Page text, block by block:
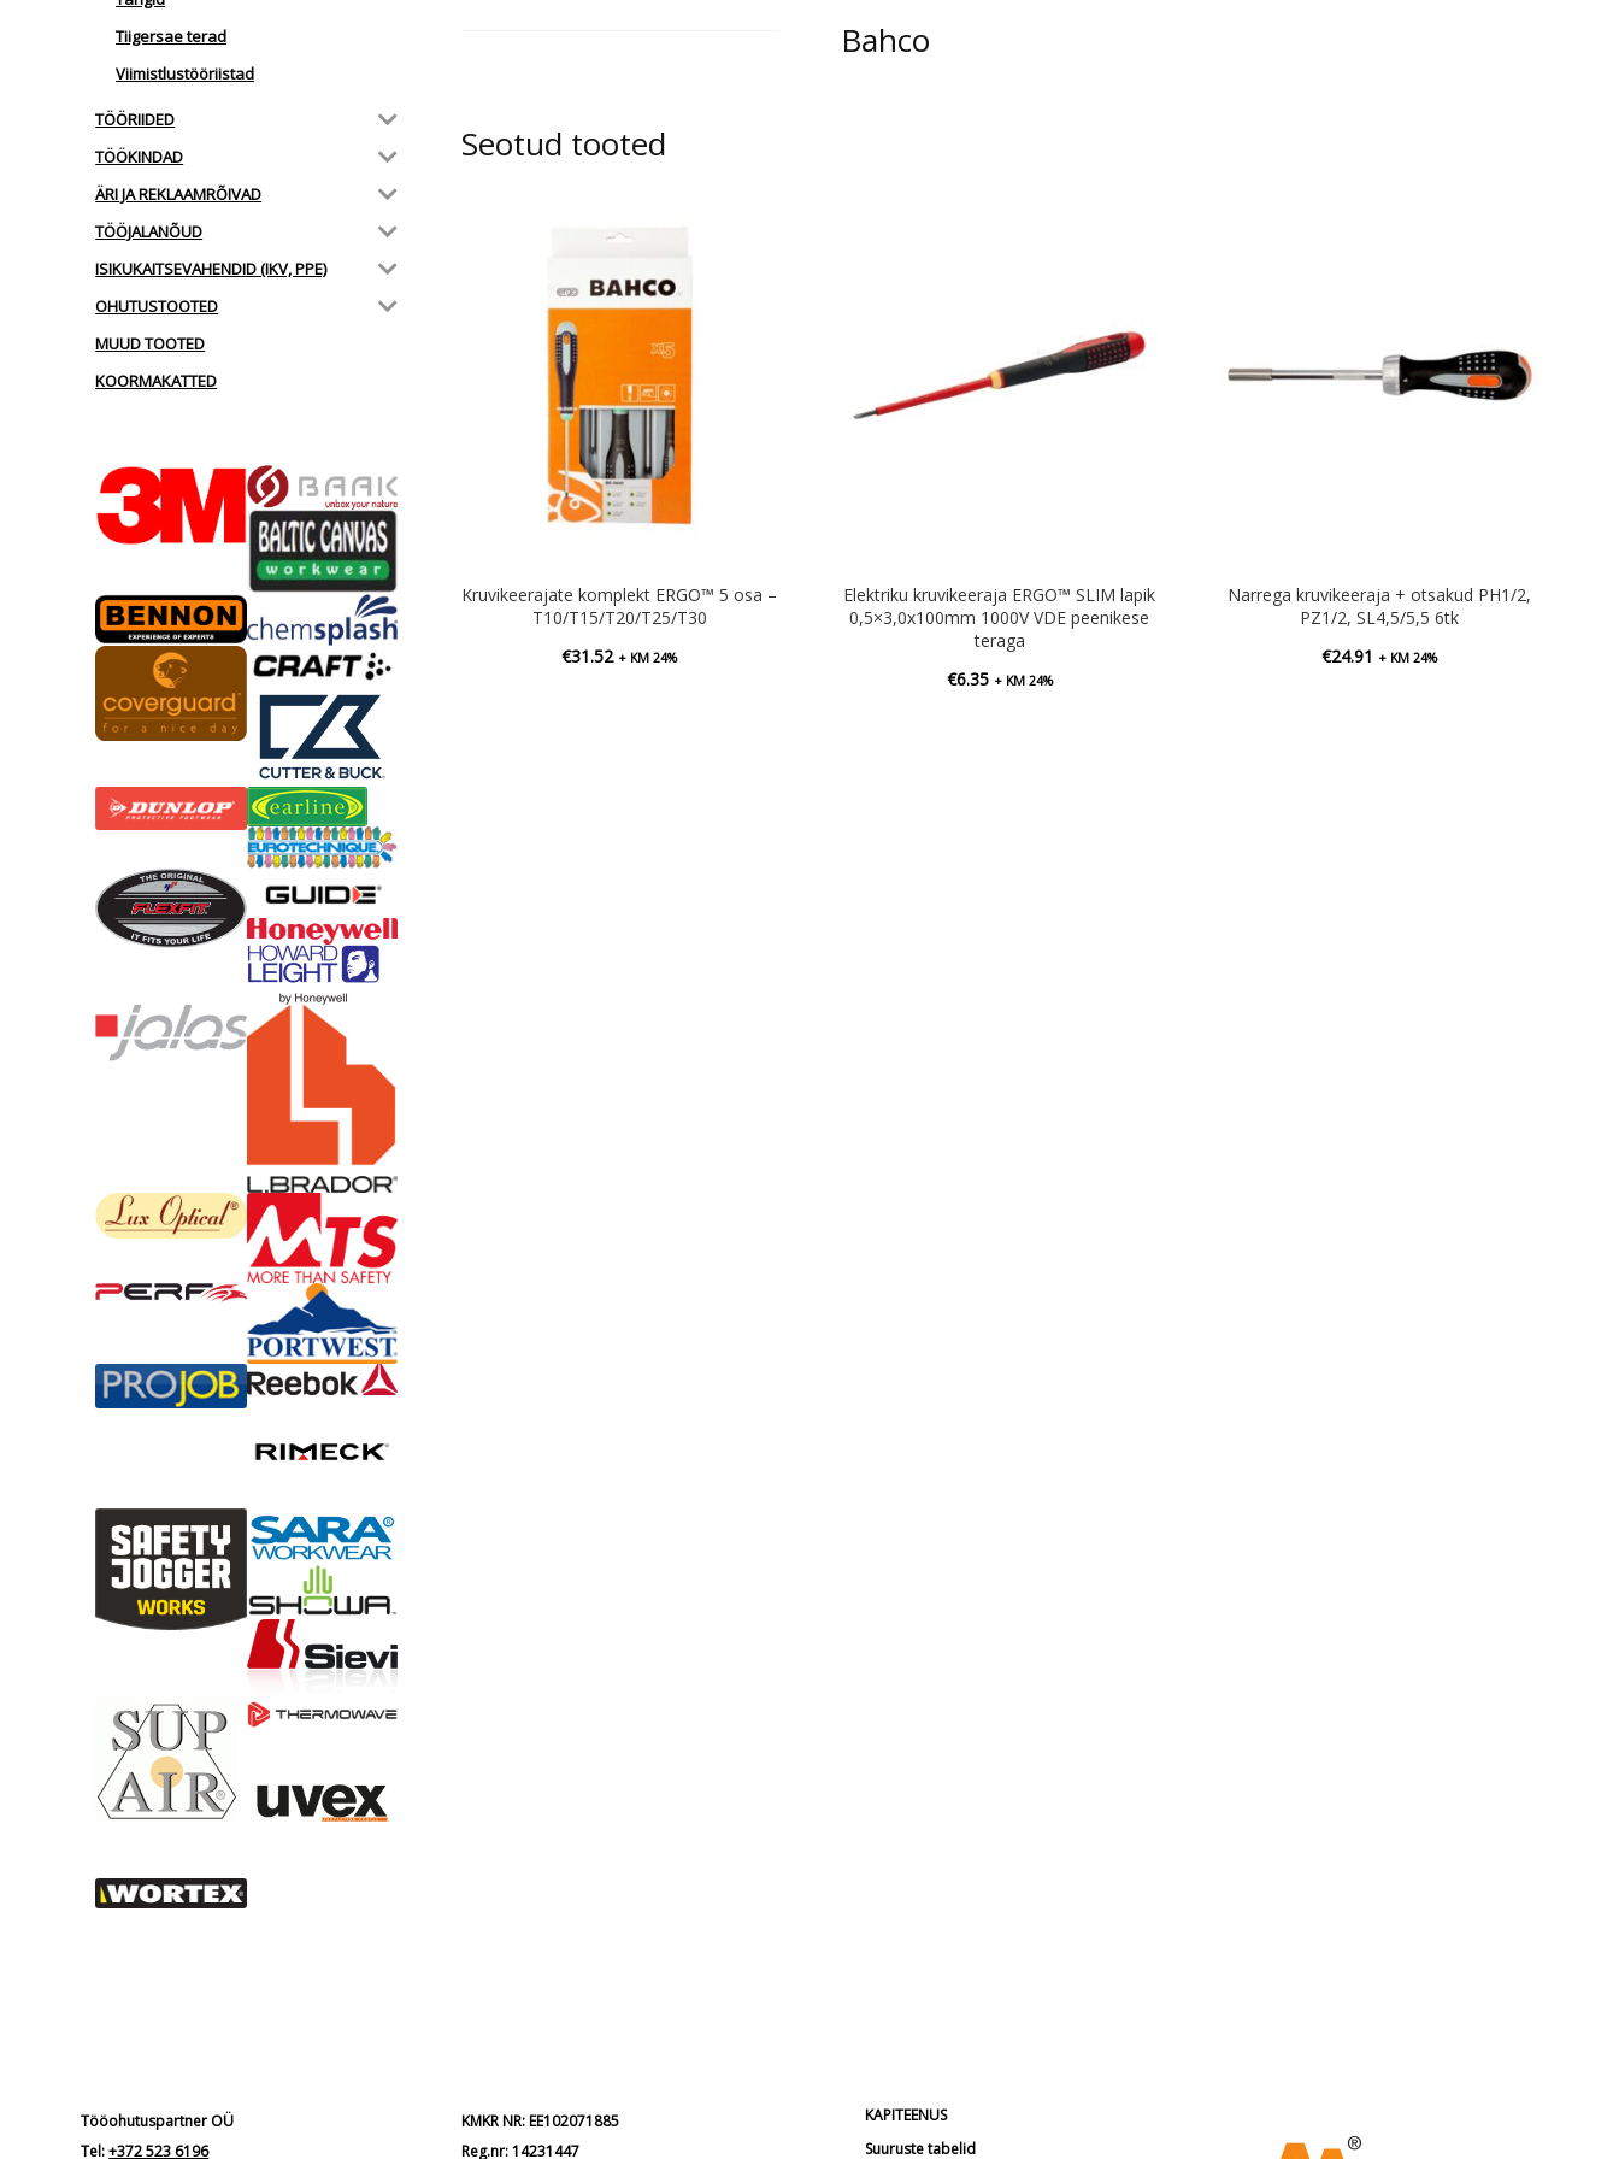
Bahco
Seotud tooted
Kruvikeerajate komplekt ERGO™ 5 osa –
T10/T15/T20/T25/T30
€31.52 + KM 24%
Elektriku kruvikeeraja ERGO™ SLIM lapik
0,5×3,0x100mm 1000V VDE peenikese
teraga
€6.35 + KM 24%
Narrega kruvikeeraja + otsakud PH1/2,
PZ1/2, SL4,5/5,5 6tk
€24.91 + KM 24%
Tiigersae terad
Viimistlustööriistad
TÖÖRIIDED
TÖÖKINDAD
ÄRI JA REKLAAMRÕIVAD
TÖÖJALANÕUD
ISIKUKAITSEVAHENDID (IKV, PPE)
OHUTUSTOOTED
MUUD TOOTED
KOORMAKATTED
Tööohutuspartner OÜ
Tel:+372 523 6196
KMKR NR: EE102071885
Reg.nr: 14231447
KAPITEENUS
Suuruste tabelid